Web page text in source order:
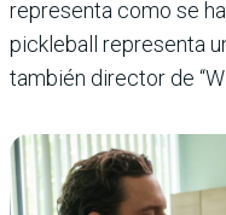
representa como se
pickleball representa
también director de